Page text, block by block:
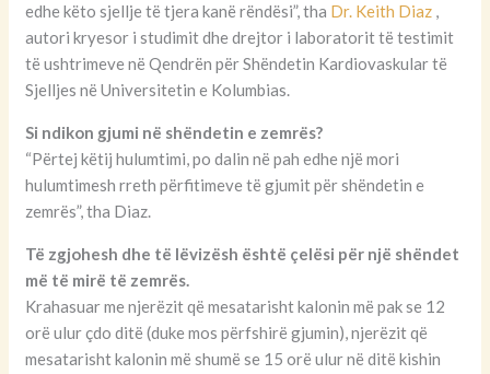
edhe këto sjellje të tjera kanë rëndësi”, tha Dr. Keith Diaz ,
autori kryesor i studimit dhe drejtor i laboratorit të testimit
të ushtrimeve në Qendrën për Shëndetin Kardiovaskular të
Sjelljes në Universitetin e Kolumbias.
Si ndikon gjumi në shëndetin e zemrës?
“Përtej këtij hulumtimi, po dalin në pah edhe një mori
hulumtimesh rreth përfitimeve të gjumit për shëndetin e
zemrës”, tha Diaz.
Të zgjohesh dhe të lëvizësh është çelësi për një shëndet
më të mirë të zemrës.
Krahasuar me njerëzit që mesatarisht kalonin më pak se 12
orë ulur çdo ditë (duke mos përfshirë gjumin), njerëzit që
mesatarisht kalonin më shumë se 15 orë ulur në ditë kishin